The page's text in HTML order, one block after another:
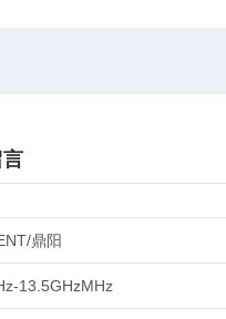
鼎阳
13.5GHzMHz